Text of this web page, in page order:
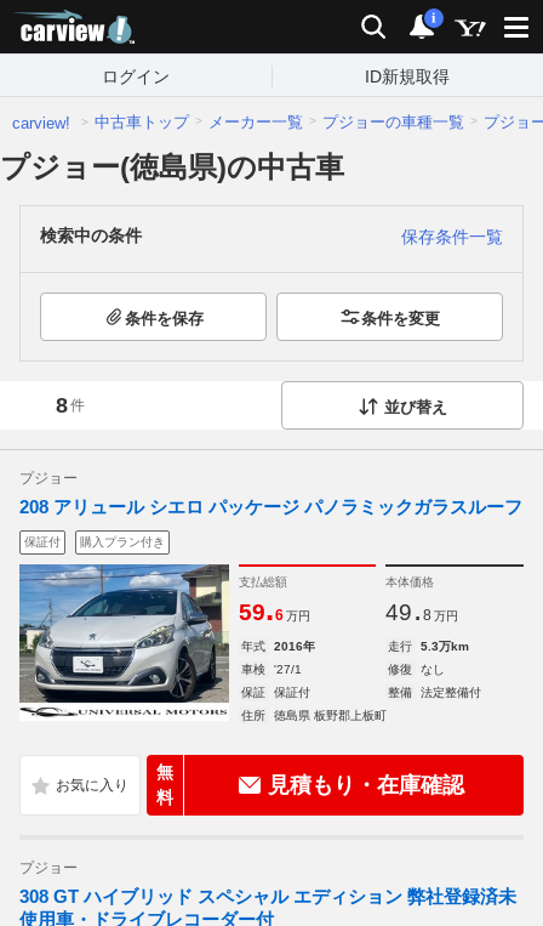
検索 通知
i
ログイン ID新規取得
carview! 中古車トップ メーカー一覧 プジョーの車種一覧 プジョ
プジョー(徳島県)の中古車
検索中の条件 保存条件一覧
条件を保存 条件を変更
8件 並び替え
プジョー
208 アリュール シエロ パッケージ パノラミックガラスルーフ
保証付 購入プラン付き
支払総額
59.6 万円
本体価格
49. 8 万円
年式 2016年 走行
5.3万km
車検
'27/1 修復
なし
保証
保証付 整備
法定整備付
住所
徳島県 板野郡上板町
無
料
見積もり・在庫確認
プジョー
308 GT ハイブリッド スペシャル エディション 弊社登録済未
使用車・ドライブレコーダー付